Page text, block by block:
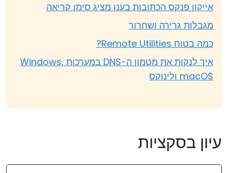
אייקון פנקס הכתובות בענן מציג סימן קריאה
מגבלות גרירה ושחרור
כמה בטוח Remote Utilities?
איך לנקות את מטמון ה-DNS במערכות Windows,
macOS ולינוקס
עיון בסקציות